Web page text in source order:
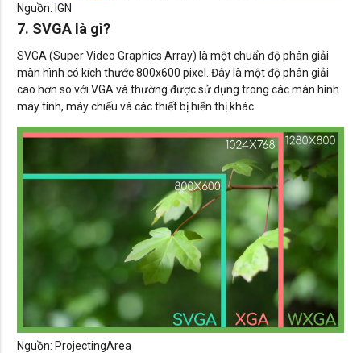
Nguồn: IGN
7. SVGA là gì?
SVGA (Super Video Graphics Array) là một chuẩn độ phân giải
màn hình có kích thước 800x600 pixel. Đây là một độ phân giải
cao hơn so với VGA và thường được sử dụng trong các màn hình
máy tính, máy chiếu và các thiết bị hiển thị khác.
Nguồn: ProjectingArea